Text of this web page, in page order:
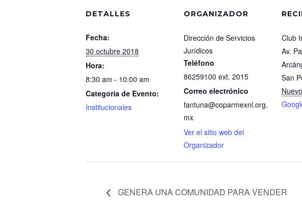
DETALLES
Fecha:
30 octubre 2018
Hora:
8:30 am - 10:00 am
Categoría de Evento:
Institucionales
ORGANIZADOR
Dirección de Servicios
Jurídicos
Teléfono
86259100 ext. 2015
Correo electrónico
fantuna@coparmexnl.org.
mx
Ver el sitio web del
Organizador
Club
Av.
San
GENERA UNA COMUNIDAD PARA VENDER